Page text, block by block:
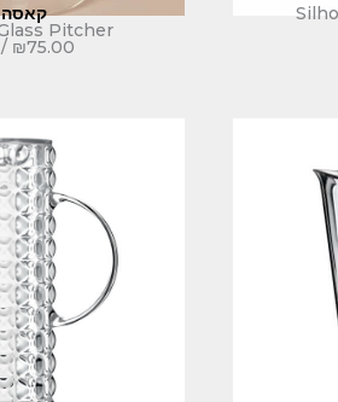
Pitcher
₪75.00
/